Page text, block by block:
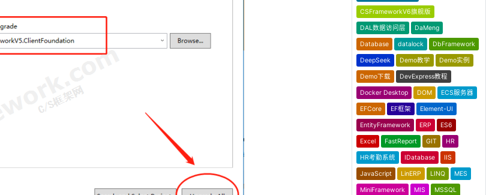
CSFrameworkV6旗舰版
DAL数据访问层 DaMeng
Database datalock DbFramework
DeepSeek Demo教学 Demo实例
Demo下载 DevExpress教程
Docker Desktop DOM ECS服务器
EFCore EF框架 Element-UI
EntityFramework ERP ES6
Excel FastReport GIT HR
HR考勤系统 IDatabase IIS
JavaScript LinERP LINQ MES
MiniFramework MIS MSSQL